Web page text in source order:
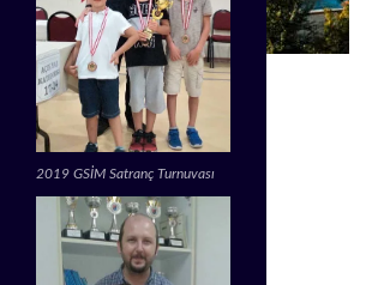
2019 GSİM Satranç Turnuvası